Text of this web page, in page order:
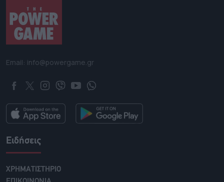
Email: info@powergame.gr
Ειδήσεις
ΧΡΗΜΑΤΙΣΤΗΡΙΟ